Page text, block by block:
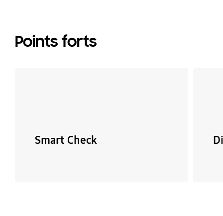
Points forts
Smart Check